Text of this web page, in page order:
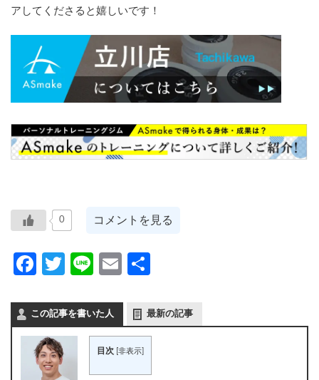
アしてくださると嬉しいです！
0 コメントを見る
Facebook
Twitter
LineEmail
この記事を書いた人 最新の記事
目次 非表示